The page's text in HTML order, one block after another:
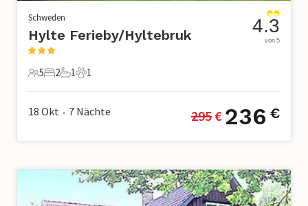
Schweden
Hylte Ferieby/Hyltebruk
5 Gäste
5
2 Schlafzimmer
2
1 Badezimmer
1
1 Haustier
1
4.3
von 5
18 Okt • 7 Nächte 295 € 236 €